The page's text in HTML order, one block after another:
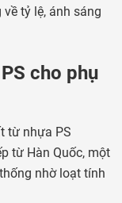
tỷ lệ, ánh sáng
cho phụ
từ nhựa PS
từ Hàn Quốc, một
nhờ loạt tính